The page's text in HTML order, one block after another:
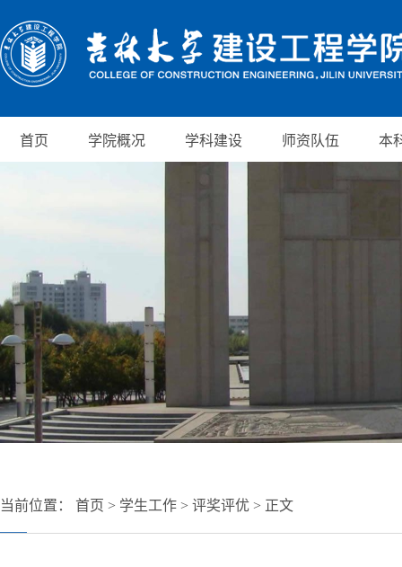
首页 学院概况 学科建设 师资队伍 本
当前位置： 首页 > 学生工作 > 评奖评优 > 正文